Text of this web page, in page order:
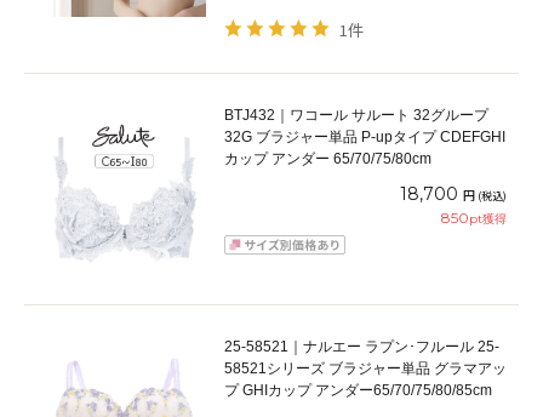
1件
BTJ432｜ワコール サルート 32グループ
32G ブラジャー単品 P-upタイプ CDEFGHI
カップ アンダー 65/70/75/80cm
18,700 円 (税込)
850pt獲得
25-58521｜ナルエー ラプン･フルール 25-
58521シリーズ ブラジャー単品 グラマアッ
プ GHIカップ アンダー65/70/75/80/85cm